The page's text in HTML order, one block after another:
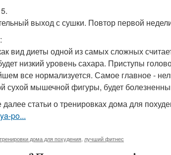
выход с сушки. Повтор первой
вид диеты одной из самых сложных
низкий уровень сахара. Приступы
все нормализуется. Самое главное -
сухой мышечной фигуры, будет
далее статьи о тренировках дома для
po...
тренировки дома для похудения лучший фитнес